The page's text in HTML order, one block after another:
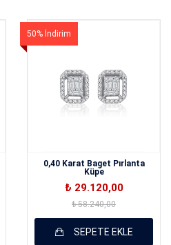
50% İndirim
0,40 Karat Baget Pırlanta
Küpe
₺ 29.120,00
₺ 58.240,00
SEPETE EKLE